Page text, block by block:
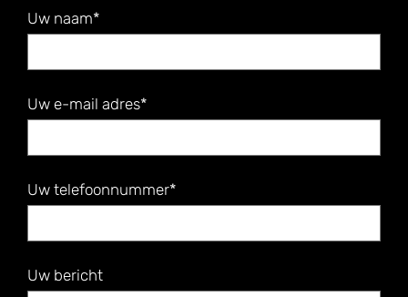
Uw naam*
Uw e-mail adres*
Uw telefoonnummer*
Uw bericht